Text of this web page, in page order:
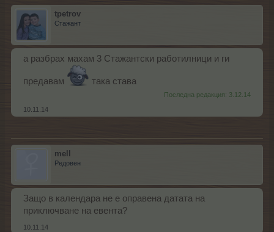
tpetrov
Стажант
а разбрах махам 3 Стажантски работилници и ги
предавам така става
Последна редакция: 3.12.14
10.11.14
mell
Редовен
Защо в календара не е оправена датата на
приключване на евента?
10.11.14